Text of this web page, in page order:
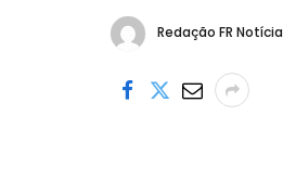
Redação FR